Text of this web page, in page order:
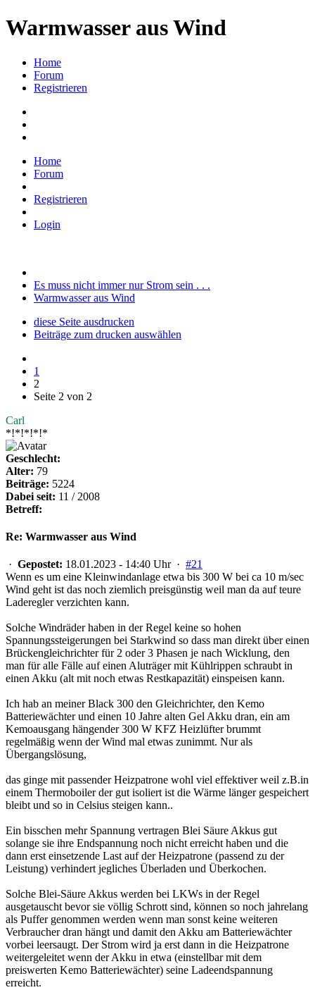
Warmwasser aus Wind
Home
Forum
Registrieren
Home
Forum
Registrieren
Login
Es muss nicht immer nur Strom sein . . .
Warmwasser aus Wind
diese Seite ausdrucken
Beiträge zum drucken auswählen
1
2
Seite 2 von 2
Carl
*!*!*!*!*
Geschlecht:
Alter: 79
Beiträge: 5224
Dabei seit: 11 / 2008
Betreff:
Re: Warmwasser aus Wind
· Gepostet: 18.01.2023 - 14:40 Uhr · #21
Wenn es um eine Kleinwindanlage etwa bis 300 W bei ca 10 m/sec
Wind geht ist das noch ziemlich preisgünstig weil man da auf teure
Laderegler verzichten kann.
Solche Windräder haben in der Regel keine so hohen
Spannungssteigerungen bei Starkwind so dass man direkt über einen
Brückengleichrichter für 2 oder 3 Phasen je nach Wicklung, den
man für alle Fälle auf einen Aluträger mit Kühlrippen schraubt in
einen Akku (alt mit noch etwas Restkapazität) einspeisen kann.
Ich hab an meiner Black 300 den Gleichrichter, den Kemo
Batteriewächter und einen 10 Jahre alten Gel Akku dran, ein am
Kemoausgang hängender 300 W KFZ Heizlüfter brummt
regelmäßig wenn der Wind mal etwas zunimmt. Nur als
Übergangslösung,
das ginge mit passender Heizpatrone wohl viel effektiver weil z.B.in
einem Thermoboiler der gut isoliert ist die Wärme länger gespeichert
bleibt und so in Celsius steigen kann..
Ein bisschen mehr Spannung vertragen Blei Säure Akkus gut
solange sie ihre Endspannung noch nicht erreicht haben und die
dann erst einsetzende Last auf der Heizpatrone (passend zu der
Leistung) verhindert jegliches Überladen und Überkochen.
Solche Blei-Säure Akkus werden bei LKWs in der Regel
ausgetauscht bevor sie völlig Schrott sind, können so noch jahrelang
als Puffer genommen werden wenn man sonst keine weiteren
Verbraucher dran hängt und damit den Akku am Batteriewächter
vorbei leersaugt. Der Strom wird ja erst dann in die Heizpatrone
weitergeleitet wenn der Akku in etwa (einstellbar mit dem
preiswerten Kemo Batteriewächter) seine Ladeendspannung
erreicht.